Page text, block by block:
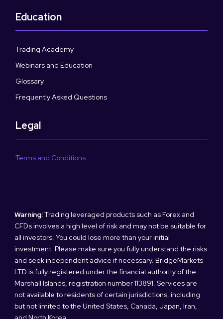
Education
Trading Academy
Webinars and Education
Glossary
Frequently Asked Questions
Legal
Terms and Conditions
Warning:Trading leveraged products such as Forex and
CFDs involves a high level of risk and may not be suitable for
all investors. You could lose more than your initial
investment. Please make sure you fully understand the risks
and seek independent advice if necessary. BridgeMarkets
LTD is fully registered under the financial authority of the
Marshall Islands, registration number 113891. Services are
not available to residents of certain jurisdictions, including
but not limited to the United States, Canada, Japan, Iran,